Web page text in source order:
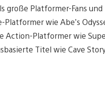
große Platformer-Fans und
Platformer wie Abe’s
Action-Platformer wie
Titel wie Cave